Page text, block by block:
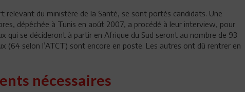
relevant du ministère de la Santé, se sont portés candidats. Une
dépêchée à Tunis en août 2007, a procédé à leur interview, pour
qui se décideront à partir en Afrique du Sud seront au nombre de 93
(64 selon l’ATCT) sont encore en poste. Les autres ont dû rentrer en
nécessaires